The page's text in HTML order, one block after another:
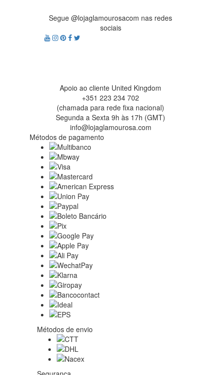
Segue @lojaglamourosacom nas redes
sociais
Apoio ao cliente United Kingdom
+351 223 234 702
(chamada para rede fixa nacional)
Segunda a Sexta 9h às 17h (GMT)
info@lojaglamourosa.com
Métodos de pagamento
Métodos de envio